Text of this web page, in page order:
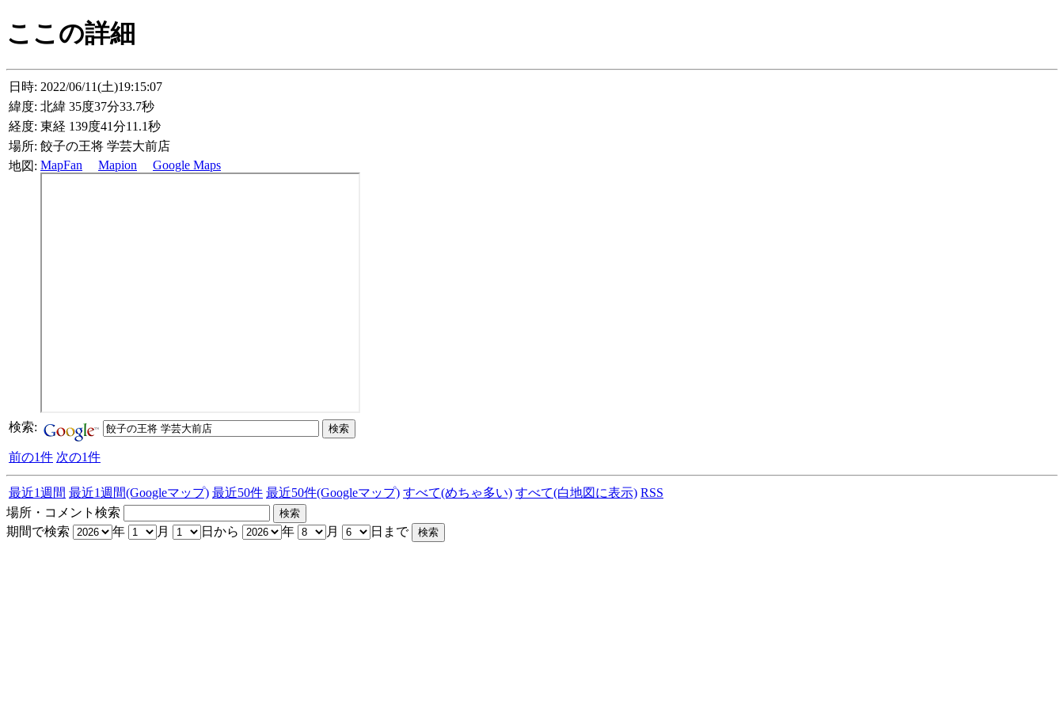
ここの詳細
日時: 2022/06/11(土)19:15:07
緯度: 北緯 35度37分33.7秒
経度: 東経 139度41分11.1秒
場所: 餃子の王将 学芸大前店
地図: MapFan Mapion Google Maps
検索:
前の1件 次の1件
最近1週間 最近1週間(Googleマップ) 最近50件 最近50件(Googleマップ) すべて(めちゃ多い) すべて(白地図に表示) RSS
場所・コメント検索
期間で検索
年 月 日から 年 月 日まで